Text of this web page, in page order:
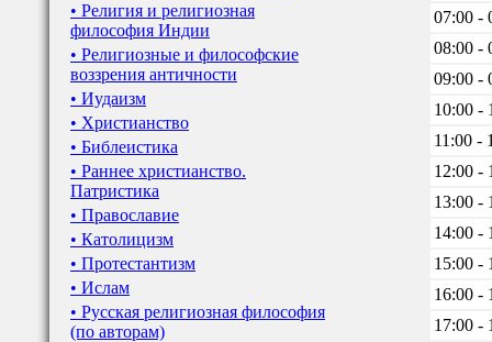
• Религия и религиозная
философия Индии
• Религиозные и философские
воззрения античности
• Иудаизм
• Христианство
• Библеистика
• Раннее христианство.
Патристика
• Православие
• Католицизм
• Протестантизм
• Ислам
• Русская религиозная философия
(по авторам)
07:00 -
08:00 -
09:00 -
10:00 -
11:00 -
12:00 -
13:00 -
14:00 -
15:00 -
16:00 -
17:00 -